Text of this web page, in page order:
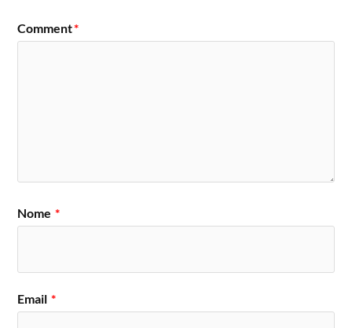
Comment*
Nome *
Email *